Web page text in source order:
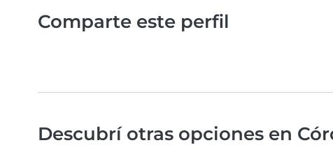
Comparte este perfil
Descubrí otras opciones en